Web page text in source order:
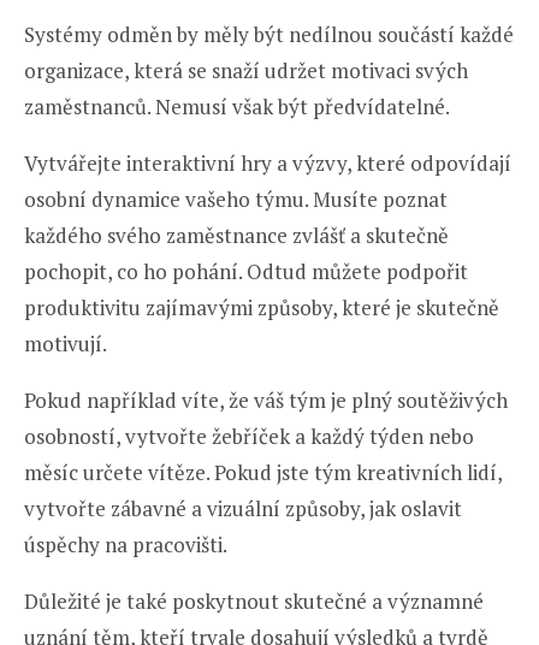
Systémy odměn by měly být nedílnou součástí každé
organizace, která se snaží udržet motivaci svých
zaměstnanců. Nemusí však být předvídatelné.
Vytvářejte interaktivní hry a výzvy, které odpovídají
osobní dynamice vašeho týmu. Musíte poznat
každého svého zaměstnance zvlášť a skutečně
pochopit, co ho pohání. Odtud můžete podpořit
produktivitu zajímavými způsoby, které je skutečně
motivují.
Pokud například víte, že váš tým je plný soutěživých
osobností, vytvořte žebříček a každý týden nebo
měsíc určete vítěze. Pokud jste tým kreativních lidí,
vytvořte zábavné a vizuální způsoby, jak oslavit
úspěchy na pracovišti.
Důležité je také poskytnout skutečné a významné
uznání těm, kteří trvale dosahují výsledků a tvrdě